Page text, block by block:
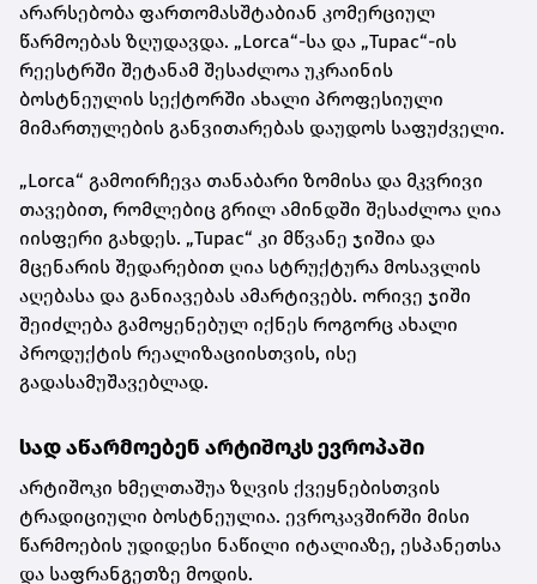
არარსებობა ფართომასშტაბიან კომერციულ
წარმოებას ზღუდავდა. „Lorca“-სა და „Tupac“-ის
რეესტრში შეტანამ შესაძლოა უკრაინის
ბოსტნეულის სექტორში ახალი პროფესიული
მიმართულების განვითარებას დაუდოს საფუძველი.
„Lorca“ გამოირჩევა თანაბარი ზომისა და მკვრივი
თავებით, რომლებიც გრილ ამინდში შესაძლოა ღია
იისფერი გახდეს. „Tupac“ კი მწვანე ჯიშია და
მცენარის შედარებით ღია სტრუქტურა მოსავლის
აღებასა და განიავებას ამარტივებს. ორივე ჯიში
შეიძლება გამოყენებულ იქნეს როგორც ახალი
პროდუქტის რეალიზაციისთვის, ისე
გადასამუშავებლად.
სად აწარმოებენ არტიშოკს ევროპაში
არტიშოკი ხმელთაშუა ზღვის ქვეყნებისთვის
ტრადიციული ბოსტნეულია. ევროკავშირში მისი
წარმოების უდიდესი ნაწილი იტალიაზე, ესპანეთსა
და საფრანგეთზე მოდის.